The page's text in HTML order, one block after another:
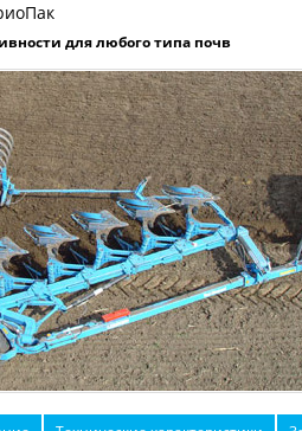
для любого типа почв